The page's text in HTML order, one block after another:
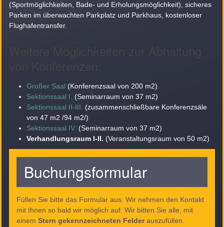
(Sportmöglichkeiten, Bade- und Erholungsmöglichkeit), sicheres
Parken im überwachten Parkplatz und Parkhaus, kostenloser
Flughafentransfer.
Großer Saal (Konferenzsaal von 200 m2)
Sektionssaal I.
(Seminarraum von 37 m2)
Sektionssaal II-III.
(zusammenschließbare Konferenzsäle
von 47 m2 /94 m2/)
Sektionssaal IV. (Seminarraum von 37 m2)
Verhandlungsraum I-II. (Veranstaltungsraum von 50 m2)
Buchungsformular
Füllen Sie bitte das Formular aus. Wir nehmen den Kontakt
mit Ihnen so bald wir möglich auf. Wir bitten Sie alle, mit
einem Stern gekennzeichneten Felderauszufüllen.